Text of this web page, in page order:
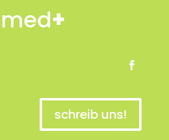
med+
schreib uns!